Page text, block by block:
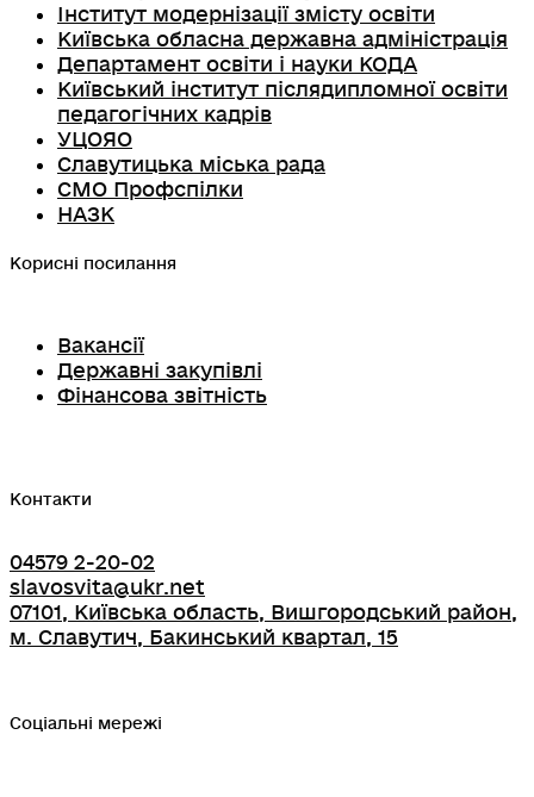
Інститут модернізації змісту освіти
Київська обласна державна адміністрація
Департамент освіти і науки КОДА
Київський інститут післядипломної освіти
педагогічних кадрів
УЦОЯО
Славутицька міська рада
СМО Профспілки
НАЗК
Корисні посилання
Вакансії
Державні закупівлі
Фінансова звітність
Контакти
04579 2-20-02
slavosvita@ukr.net
07101, Київська область, Вишгородський район,
м. Славутич, Бакинський квартал, 15
Соціальні мережі